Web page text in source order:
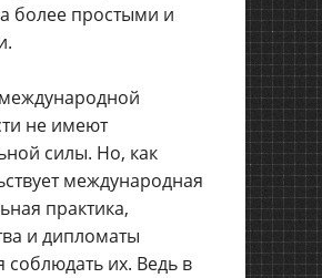
более простыми и
не имеют
силы. Но, как
международная
практика,
и дипломаты
соблюдать их. Ведь в